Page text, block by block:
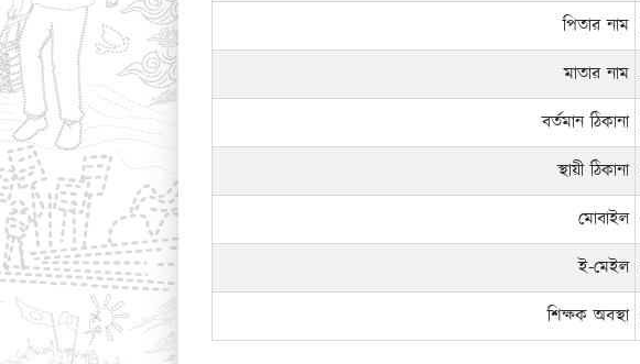
পিতার নাম
মাতার নাম
বর্তমান ঠিকানা
স্থায়ী ঠিকানা
মোবাইল
ই-মেইল
শিক্ষক অবস্থা